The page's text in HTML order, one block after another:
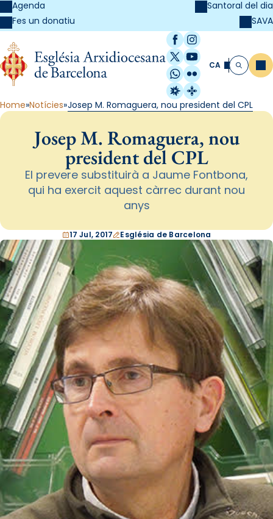
Agenda
Fes un donatiu
Santoral del dia
SAVA
Facebook
Instagram
X / Twitter
YouTube
WhatsApp
Flickr
Radio Estel
Catalunya
CA Cerca
Home Notícies Josep M. Romaguera, nou president del CPL
Josep M. Romaguera, nou
president del CPL
El prevere substituirà a Jaume Fontbona,
qui ha exercit aquest càrrec durant nou
anys
17 Jul, 2017 Església de Barcelona